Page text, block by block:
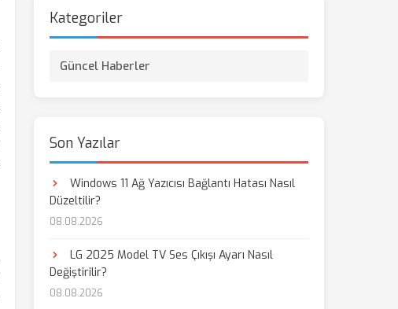
Kategoriler
Güncel Haberler
Son Yazılar
Windows 11 Ağ Yazıcısı Bağlantı Hatası Nasıl
Düzeltilir?
08.08.2026
LG 2025 Model TV Ses Çıkışı Ayarı Nasıl
Değiştirilir?
08.08.2026